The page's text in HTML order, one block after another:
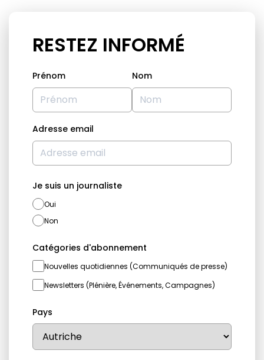
RESTEZ INFORMÉ
Prénom Nom
Adresse email
Je suis un journaliste
Oui
Non
Catégories d'abonnement
Nouvelles quotidiennes (Communiqués de presse)
Newsletters (Plénière, Événements, Campagnes)
Pays